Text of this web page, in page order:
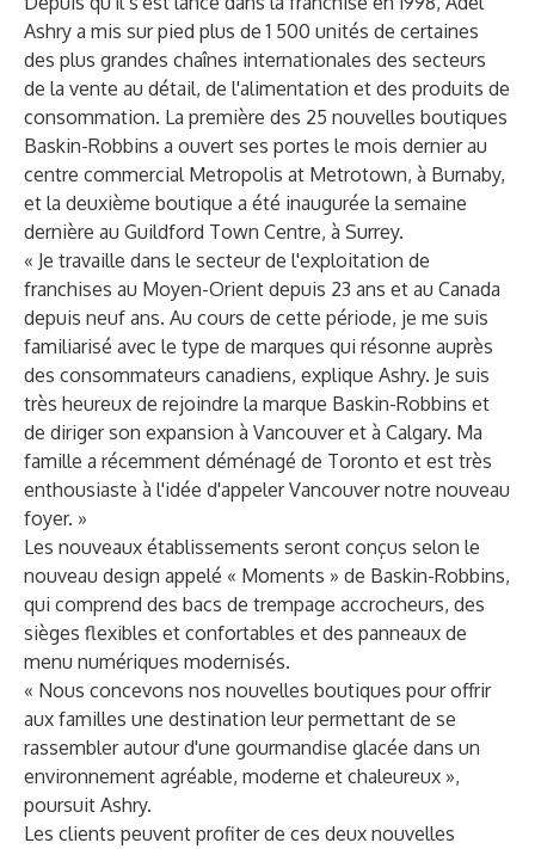
Ashry a mis sur pied plus de 1 500 unités de certaines
des plus grandes chaînes internationales des secteurs
de la vente au détail, de l'alimentation et des produits de
consommation. La première des 25 nouvelles boutiques
Baskin-Robbins a ouvert ses portes le mois dernier au
centre commercial Metropolis at Metrotown, à Burnaby,
et la deuxième boutique a été inaugurée la semaine
dernière au Guildford Town Centre, à Surrey.
« Je travaille dans le secteur de l'exploitation de
franchises au Moyen-Orient depuis 23 ans et au Canada
depuis neuf ans. Au cours de cette période, je me suis
familiarisé avec le type de marques qui résonne auprès
des consommateurs canadiens, explique Ashry. Je suis
très heureux de rejoindre la marque Baskin-Robbins et
de diriger son expansion à Vancouver et à Calgary. Ma
famille a récemment déménagé de Toronto et est très
enthousiaste à l'idée d'appeler Vancouver notre nouveau
foyer. »
Les nouveaux établissements seront conçus selon le
nouveau design appelé « Moments » de Baskin-Robbins,
qui comprend des bacs de trempage accrocheurs, des
sièges flexibles et confortables et des panneaux de
menu numériques modernisés.
« Nous concevons nos nouvelles boutiques pour offrir
aux familles une destination leur permettant de se
rassembler autour d'une gourmandise glacée dans un
environnement agréable, moderne et chaleureux »,
poursuit Ashry.
Les clients peuvent profiter de ces deux nouvelles